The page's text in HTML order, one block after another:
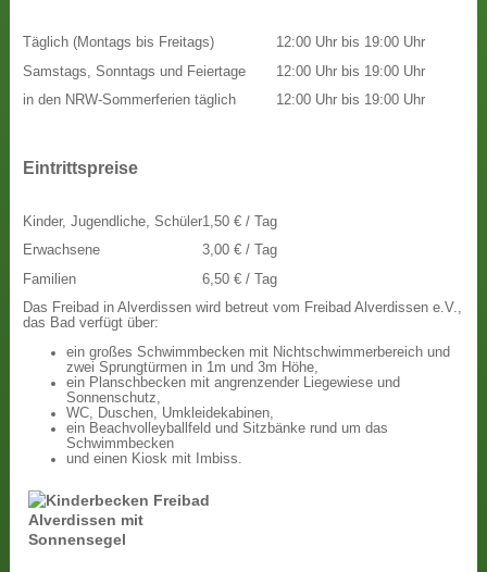
Täglich (Montags bis Freitags)
Samstags, Sonntags und Feiertage
in den NRW-Sommerferien täglich
12:00 Uhr bis 19:00 Uhr
12:00 Uhr bis 19:00 Uhr
12:00 Uhr bis 19:00 Uhr
Eintrittspreise
Kinder, Jugendliche, Schüler
Erwachsene
Familien
1,50 € / Tag
3,00 € / Tag
6,50 € / Tag
Das Freibad in Alverdissen wird betreut vom Freibad Alverdissen e.V.,
das Bad verfügt über:
ein großes Schwimmbecken mit Nichtschwimmerbereich und
zwei Sprungtürmen in 1m und 3m Höhe,
ein Planschbecken mit angrenzender Liegewiese und
Sonnenschutz,
WC, Duschen, Umkleidekabinen,
ein Beachvolleyballfeld und Sitzbänke rund um das
Schwimmbecken
und einen Kiosk mit Imbiss.